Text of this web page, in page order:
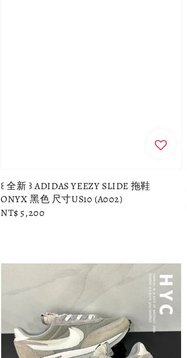
꒰ 全新 ꒱ ADIDAS YEEZY SLIDE 拖鞋
ONYX 黑色 尺寸US10 (A002)
Regular
NT$ 5,200